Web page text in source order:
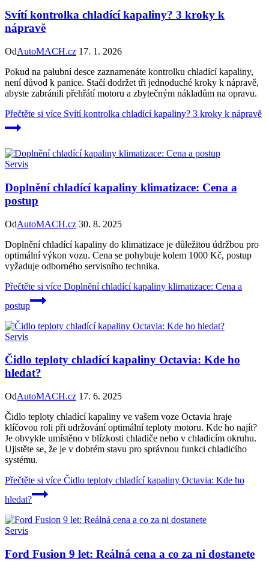
Svítí kontrolka chladící kapaliny? 3 kroky k
nápravě
OdAutoMACH.cz 17. 1. 2026
Pokud na palubní desce zaznamenáte kontrolku chladící kapaliny,
není důvod k panice. Stačí dodržet tři jednoduché kroky k nápravě,
abyste zabránili přehřátí motoru a zbytečným nákladům na opravu.
Přečtěte si více Svítí kontrolka chladící kapaliny? 3 kroky k nápravě
Servis
Doplnění chladící kapaliny klimatizace: Cena a
postup
OdAutoMACH.cz 30. 8. 2025
Doplnění chladící kapaliny do klimatizace je důležitou údržbou pro
optimální výkon vozu. Cena se pohybuje kolem 1000 Kč, postup
vyžaduje odborného servisního technika.
Přečtěte si více Doplnění chladící kapaliny klimatizace: Cena a
postup
Servis
Čidlo teploty chladící kapaliny Octavia: Kde ho
hledat?
OdAutoMACH.cz 17. 6. 2025
Čidlo teploty chladící kapaliny ve vašem voze Octavia hraje
klíčovou roli při udržování optimální teploty motoru. Kde ho najít?
Je obvykle umístěno v blízkosti chladiče nebo v chladicím okruhu.
Ujistěte se, že je v dobrém stavu pro správnou funkci chladicího
systému.
Přečtěte si více Čidlo teploty chladící kapaliny Octavia: Kde ho
hledat?
Servis
Ford Fusion 9 let: Reálná cena a co za ni dostanete